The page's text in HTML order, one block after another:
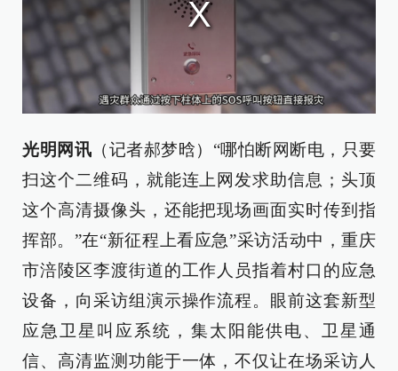
光明网讯 （记者郝梦晗）“哪怕断网断电，只要
扫这个二维码，就能连上网发求助信息；头顶
这个高清摄像头，还能把现场画面实时传到指
挥部。”在“新征程上看应急”采访活动中，重庆
市涪陵区李渡街道的工作人员指着村口的应急
设备，向采访组演示操作流程。眼前这套新型
应急卫星叫应系统，集太阳能供电、卫星通
信、高清监测功能于一体，不仅让在场采访人